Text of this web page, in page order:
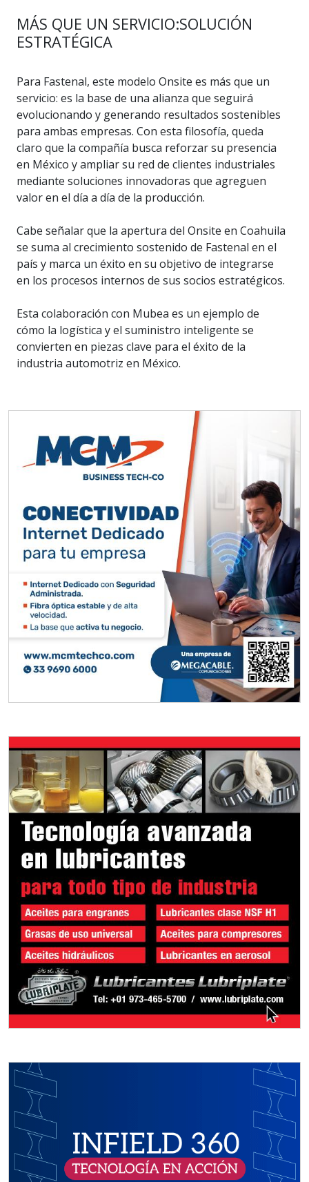
MÁS QUE UN SERVICIO:SOLUCIÓN
ESTRATÉGICA
Para Fastenal, este modelo Onsite es más que un
servicio: es la base de una alianza que seguirá
evolucionando y generando resultados sostenibles
para ambas empresas. Con esta filosofía, queda
claro que la compañía busca reforzar su presencia
en México y ampliar su red de clientes industriales
mediante soluciones innovadoras que agreguen
valor en el día a día de la producción.
Cabe señalar que la apertura del Onsite en Coahuila
se suma al crecimiento sostenido de Fastenal en el
país y marca un éxito en su objetivo de integrarse
en los procesos internos de sus socios estratégicos.
Esta colaboración con Mubea es un ejemplo de
cómo la logística y el suministro inteligente se
convierten en piezas clave para el éxito de la
industria automotriz en México.